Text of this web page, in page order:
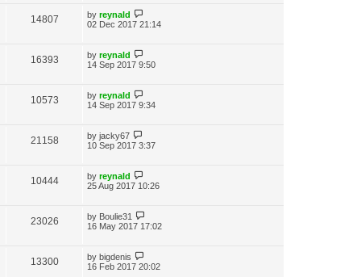
14807 by reynald
02 Dec 2017 21:14
16393 by reynald
14 Sep 2017 9:50
10573 by reynald
14 Sep 2017 9:34
21158 by jacky67
10 Sep 2017 3:37
10444 by reynald
25 Aug 2017 10:26
23026 by Boulie31
16 May 2017 17:02
13300 by bigdenis
16 Feb 2017 20:02